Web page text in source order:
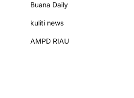
Buana Daily
kuliti news
AMPD RIAU